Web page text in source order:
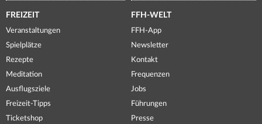
FREIZEIT
Veranstaltungen
Spielplätze
Rezepte
Meditation
Ausflugsziele
Freizeit-Tipps
Ticketshop
FFH-WELT
FFH-App
Newsletter
Kontakt
Frequenzen
Jobs
Führungen
Presse